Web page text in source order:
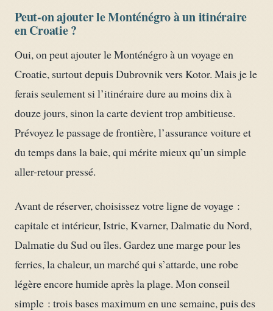
Peut-on ajouter le Monténégro à un itinéraire
en Croatie ?
Oui, on peut ajouter le Monténégro à un voyage en
Croatie, surtout depuis Dubrovnik vers Kotor. Mais je le
ferais seulement si l’itinéraire dure au moins dix à
douze jours, sinon la carte devient trop ambitieuse.
Prévoyez le passage de frontière, l’assurance voiture et
du temps dans la baie, qui mérite mieux qu’un simple
aller-retour pressé.
Avant de réserver, choisissez votre ligne de voyage :
capitale et intérieur, Istrie, Kvarner, Dalmatie du Nord,
Dalmatie du Sud ou îles. Gardez une marge pour les
ferries, la chaleur, un marché qui s’attarde, une robe
légère encore humide après la plage. Mon conseil
simple : trois bases maximum en une semaine, puis des